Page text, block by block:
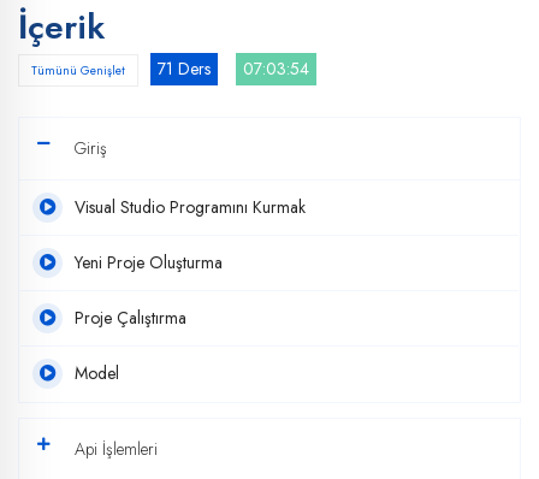
İçerik
Tümünü Genişlet 71 Ders 07:03:54
Giriş
Visual Studio Programını Kurmak
Yeni Proje Oluşturma
Proje Çalıştırma
Model
Api İşlemleri